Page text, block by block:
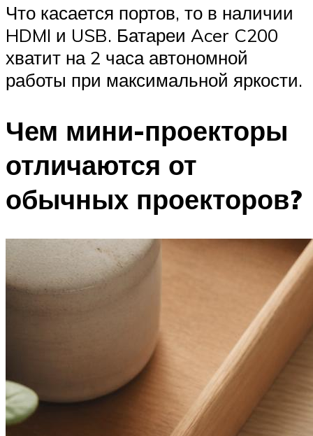
Что касается портов, то в наличии
HDMI и USB. Батареи Acer C200
хватит на 2 часа автономной
работы при максимальной яркости.
Чем мини-проекторы
отличаются от
обычных проекторов?